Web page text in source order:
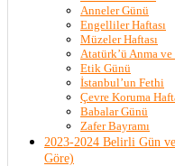
Anneler Günü
Engelliler Haftası
Müzeler Haftası
Atatürk’ü Anma
Etik Günü
İstanbul’un Fethi
Çevre Koruma
Babalar Günü
Zafer Bayramı
2023-2024 Belirli Gün
Göre)